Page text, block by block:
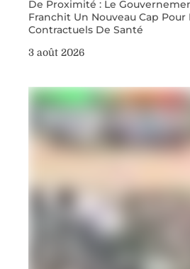
De Proximité : Le
Franchit Un Nouveau Cap Pour
Contractuels De Santé
3 août 2026